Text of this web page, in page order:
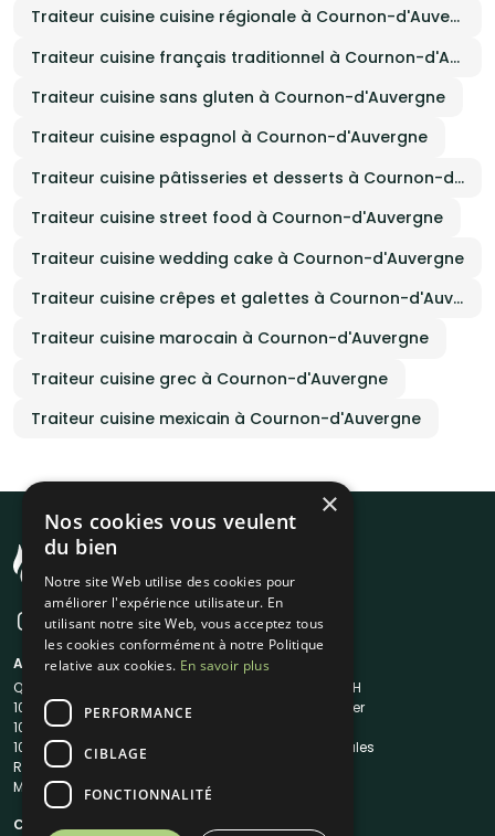
Traiteur cuisine cuisine régionale à Cournon-d'Auvergne
Traiteur cuisine français traditionnel à Cournon-d'Auvergne
Traiteur cuisine sans gluten à Cournon-d'Auvergne
Traiteur cuisine espagnol à Cournon-d'Auvergne
Traiteur cuisine pâtisseries et desserts à Cournon-d'Auvergne
Traiteur cuisine street food à Cournon-d'Auvergne
Traiteur cuisine wedding cake à Cournon-d'Auvergne
Traiteur cuisine crêpes et galettes à Cournon-d'Auvergne
Traiteur cuisine marocain à Cournon-d'Auvergne
Traiteur cuisine grec à Cournon-d'Auvergne
Traiteur cuisine mexicain à Cournon-d'Auvergne
A propos
Qui sommes-nous ?
1001Salles
1001Salles PRO
1001DJ
Reserverunbar
MP2
Liens utiles
Traiteur en 48H
Nous contacter
Mentions légales
Contacts
×
Nos cookies vous veulent
du bien
Notre site Web utilise des cookies pour
améliorer l'expérience utilisateur. En
utilisant notre site Web, vous acceptez tous
les cookies conformément à notre Politique
relative aux cookies. En savoir plus
PERFORMANCE
CIBLAGE
FONCTIONNALITÉ